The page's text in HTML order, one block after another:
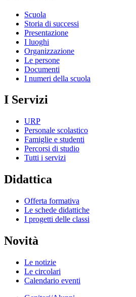
Scuola
Storia di successi
Presentazione
I luoghi
Organizzazione
Le persone
Documenti
I numeri della scuola
I Servizi
URP
Personale scolastico
Famiglie e studenti
Percorsi di studio
Tutti i servizi
Didattica
Offerta formativa
Le schede didattiche
I progetti delle classi
Novità
Le notizie
Le circolari
Calendario eventi